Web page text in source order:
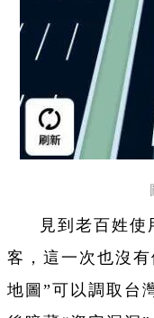
見到老百姓使
客，這一次也沒
地圖”可以調取台